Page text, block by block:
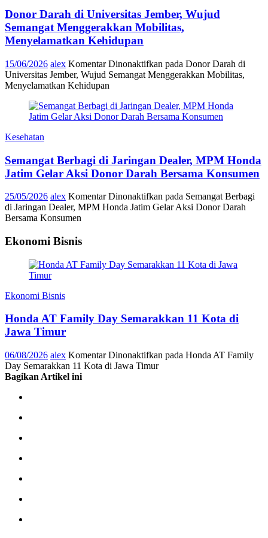
Donor Darah di Universitas Jember, Wujud
Semangat Menggerakkan Mobilitas,
Menyelamatkan Kehidupan
15/06/2026 alex Komentar Dinonaktifkan pada Donor Darah di
Universitas Jember, Wujud Semangat Menggerakkan Mobilitas,
Menyelamatkan Kehidupan
Kesehatan
Semangat Berbagi di Jaringan Dealer, MPM Honda
Jatim Gelar Aksi Donor Darah Bersama Konsumen
25/05/2026 alex Komentar Dinonaktifkan pada Semangat Berbagi
di Jaringan Dealer, MPM Honda Jatim Gelar Aksi Donor Darah
Bersama Konsumen
Ekonomi Bisnis
Ekonomi Bisnis
Honda AT Family Day Semarakkan 11 Kota di
Jawa Timur
06/08/2026 alex Komentar Dinonaktifkan pada Honda AT Family
Day Semarakkan 11 Kota di Jawa Timur
Bagikan Artikel ini